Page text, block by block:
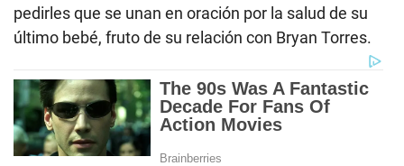
pedirles que se unan en oración por la salud de su
último bebé, fruto de su relación con Bryan Torres.